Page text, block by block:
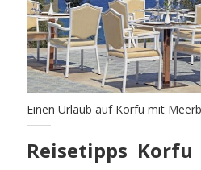
Einen Urlaub auf Korfu mit
Reisetipps Korfu